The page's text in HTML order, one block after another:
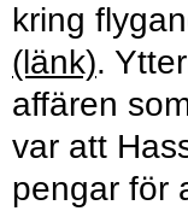
kring
(länk).
affären
var att
pengar för